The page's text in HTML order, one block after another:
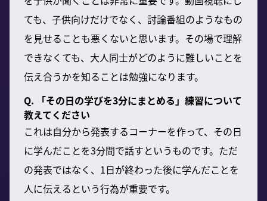
ても、子供向けだけでなく、討論番組のようなもの
を見せることも悪くないと思います。その場で理解
できなくても、大人同士がどのように難しいことを
伝え合うかを知ることは勉強になります。
Q. 「その日の学びを3分にまとめる」練習について
教えてください
これは自分から発表するコーナーを作って、その日
に学んだことを3分間で話すというものです。ただ
の発表ではなく、1日が終わった後に学んだことを
人に伝えるという行為が重要です。